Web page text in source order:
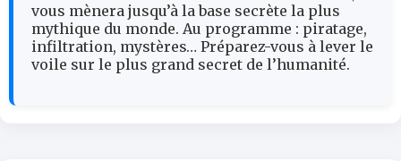
vous mènera jusqu’à la base secrète la plus
mythique du monde. Au programme : piratage,
infiltration, mystères… Préparez-vous à lever le
voile sur le plus grand secret de l’humanité.